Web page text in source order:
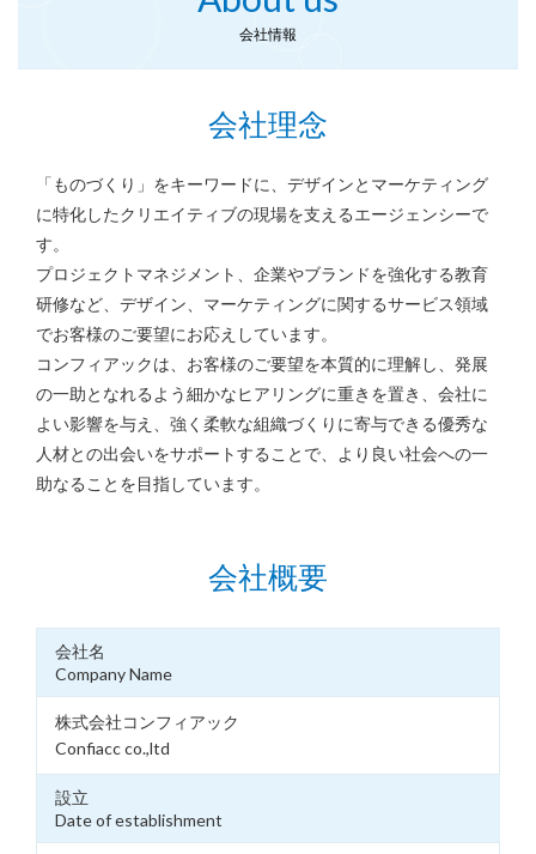
会社情報
会社理念
「ものづくり」をキーワードに、デザインとマーケティング
に特化したクリエイティブの現場を支えるエージェンシーで
す。
プロジェクトマネジメント、企業やブランドを強化する教育
研修など、 デザイン、マーケティングに関するサービス領域
でお客様のご要望にお応えしています。
コンフィアックは、お客様のご要望を本質的に理解し、発展
の一助となれるよう細かなヒアリングに重きを置き、会社に
よい影響を与え、強く柔軟な組織づくりに寄与できる優秀な
人材との出会いをサポートすることで、より良い社会への一
助なることを目指しています。
会社概要
会社名
Company Name
株式会社コンフィアック
Confiacc co.,ltd
設立
Date of establishment